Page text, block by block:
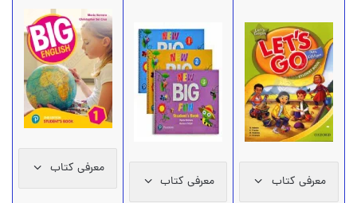
معرفی کتاب معرفی کتاب
معرفی کتاب